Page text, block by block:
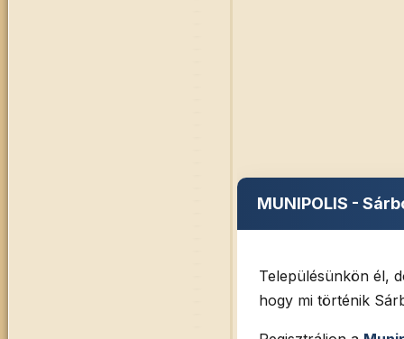
MUNIPOLIS -
Településünkön él,
hogy mi történik